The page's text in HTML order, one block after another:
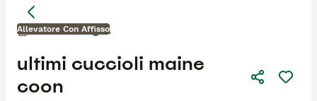
Allevatore Con Affisso
ultimi cuccioli maine
coon
1 mese Solagna